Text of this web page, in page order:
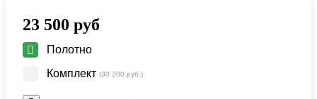
23 500 руб
Полотно
Комплект (30 200 руб.)